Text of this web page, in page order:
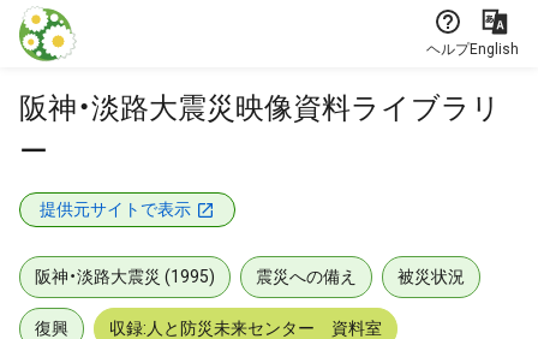
本文に飛ぶ
ヘルプEnglish
阪神・淡路大震災映像資料ライブラリ
ー
提供元サイトで表示
阪神・淡路大震災 (1995) 震災への備え 被災状況
復興 収録:人と防災未来センター 資料室